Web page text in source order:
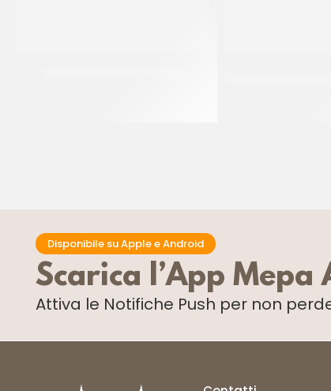
Disponibile su Apple e Android
Scarica l’App
Attiva le Notifiche Push per non